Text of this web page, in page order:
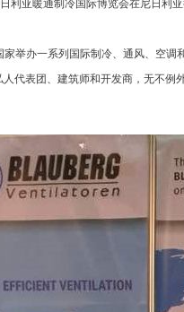
亚暖通制冷国际博览会在尼日利
举办一系列国际制冷、通风、空调
代表团、建筑师和开发商，无不例